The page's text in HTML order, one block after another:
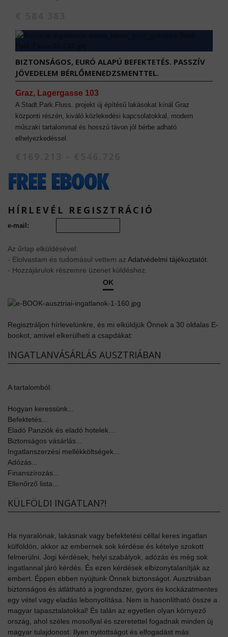
BIZTONSÁGOS, EURÓ ALAPÚ BEFEKTETÉS. PASSZÍV
JÖVEDELEM BÉRLŐMENEDZSMENTTEL.
Graz, Lagergasse 103
A Stadt.Park.Fluss. projekt új építésű lakásokat kínál Graz
központi részén, kiváló közlekedési kapcsolatokkal, modern
műszaki tartalommal és hosszú távon jól bérbe adható
elhelyezkedéssel.
HÍRLEVÉL REGISZTRÁCIÓ
e-mail:
Az űrlap elküldésével:
- Elolvastam és tudomásul vettem az Adatvédelmi tájékoztatót
- Hozzájárulok részemre üzenet küldéshez.
OK
Regisztráljon hírlevelünkre, és mi elküldjük Önnek a 30 oldalas E-
bookot, amivel elkerülheti a csapdákat:
INGATLANVÁSÁRLÁS AUSZTRIÁBAN
A tartalomból:
Hogyan keressünk...
Befektetés...
Eladó Panziók és eladó hotelek…
Biztonságos vásárlás...
Ingatlanszerzési mellékköltségek...
Adózás...
Finanszírozás...
Ellenőrző lista...
KÜLFÖLDI INGATLAN?!
Ha nyaralónak, lakásnak vagy befektetési céllal keres ingatlan
külföldön, akkor az embernek sok kérdése és kételye szokott
felmerülni. Jogi kérdések, helyi szabályok, adózás és még sok
ingatlannal járó kérdés. És ezen kérdések elbizonytalanítják az
embert. Éppen ebben nyújtunk Önnek biztonságot. Ausztriában
biztonságos és átlátható a jogrendszer, gyors és kockázatmentes
egy vétel vagy eladás lebonyolítása. Nem is hasonlítható össze a
magyar tapasztalatokkal! És talán az egyetlen olyan környező
ország, ahol széles mosollyal és szeretettel fogadnak minden új
magyar tulajdonost. Ilyen nyitottságot és elfogadást más